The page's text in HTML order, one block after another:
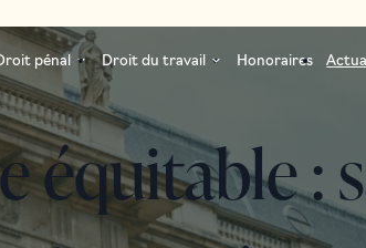
pénal Droit du travail Honoraires
: